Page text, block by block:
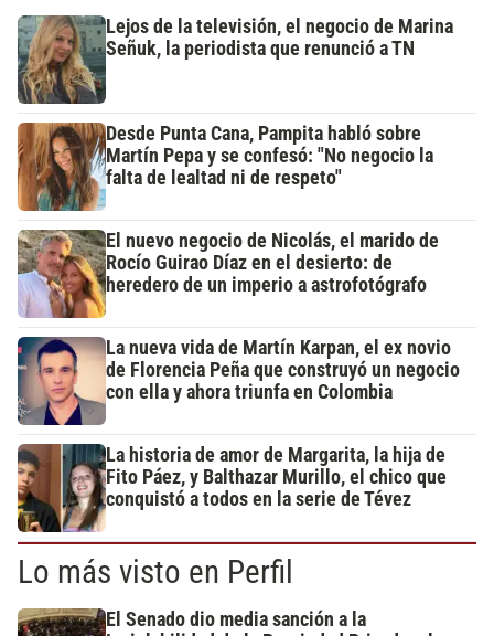
Lejos de la televisión, el negocio de Marina
Señuk, la periodista que renunció a TN
Desde Punta Cana, Pampita habló sobre
Martín Pepa y se confesó: "No negocio la
falta de lealtad ni de respeto"
El nuevo negocio de Nicolás, el marido de
Rocío Guirao Díaz en el desierto: de
heredero de un imperio a astrofotógrafo
La nueva vida de Martín Karpan, el ex novio
de Florencia Peña que construyó un negocio
con ella y ahora triunfa en Colombia
La historia de amor de Margarita, la hija de
Fito Páez, y Balthazar Murillo, el chico que
conquistó a todos en la serie de Tévez
Lo más visto en Perfil
El Senado dio media sanción a la